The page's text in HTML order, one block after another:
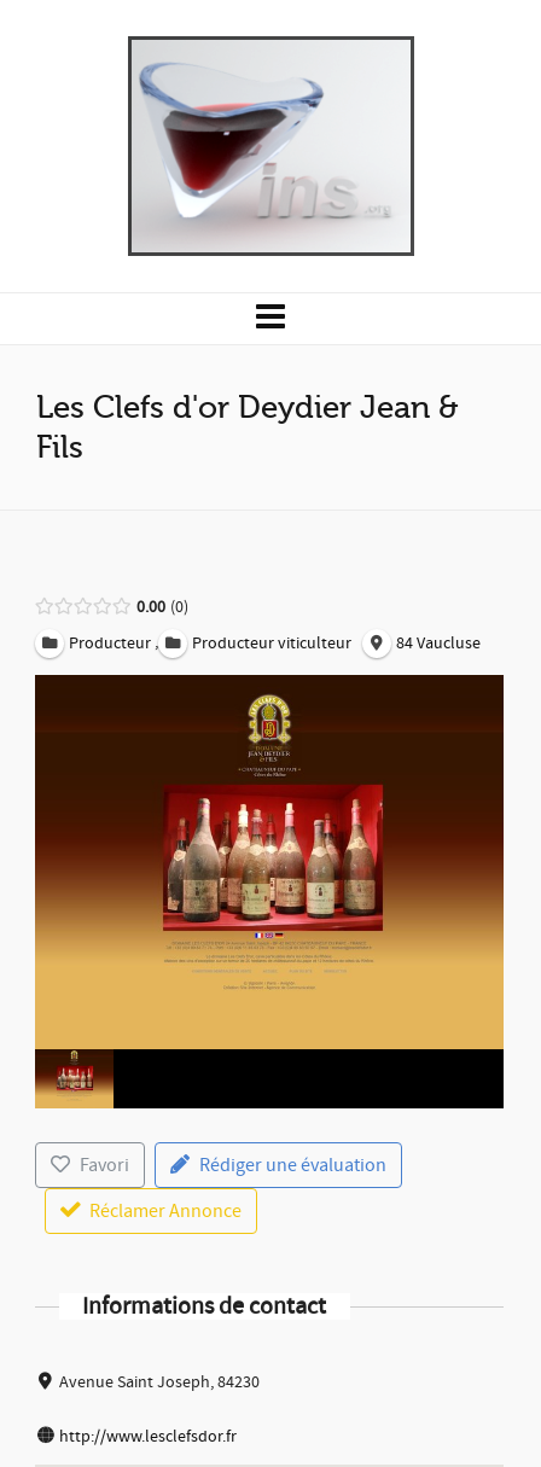
Les Clefs d'or Deydier Jean &
Fils
0.00 0
Producteur , Producteur viticulteur 84 Vaucluse
Favori
Rédiger une évaluation
Réclamer Annonce
Informations de contact
Avenue Saint Joseph, 84230
http://www.lesclefsdor.fr